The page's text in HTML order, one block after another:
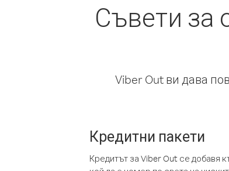
Съвети за
Viber Out ви дава
Кредитни пакети
Кредитът за Viber Out се добавя